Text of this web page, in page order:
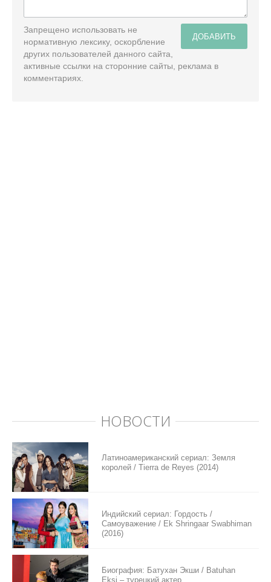
ДОБАВИТЬ
Запрещено использовать не
нормативную лексику, оскорбление
других пользователей данного сайта,
активные ссылки на сторонние сайты, реклама в
комментариях.
НОВОСТИ
Латиноамериканский сериал: Земля
королей / Tierra de Reyes (2014)
Индийский сериал: Гордость /
Самоуважение / Ek Shringaar Swabhiman
(2016)
Биография: Батухан Экши / Batuhan
Eksi – турецкий актер